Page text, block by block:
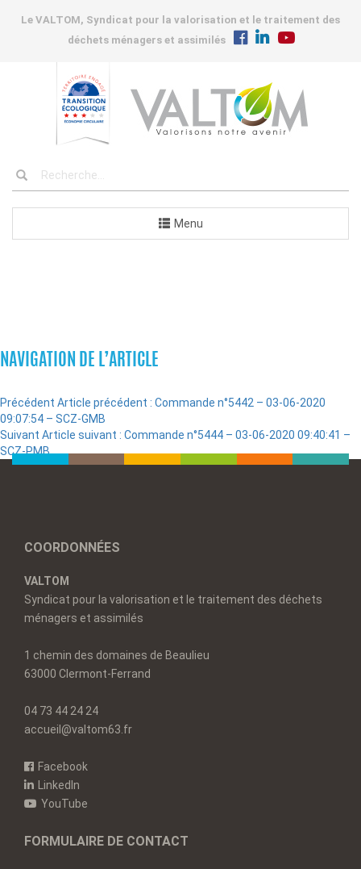
Le VALTOM, Syndicat pour la valorisation et le traitement des
déchets ménagers et assimilés
Menu
NAVIGATION DE L’ARTICLE
Précédent Article précédent : Commande n°5442 – 03-06-2020
09:07:54 – SCZ-GMB
Suivant Article suivant : Commande n°5444 – 03-06-2020 09:40:41 –
SCZ-PMB
COORDONNÉES
VALTOM
Syndicat pour la valorisation et le traitement des déchets
ménagers et assimilés
1 chemin des domaines de Beaulieu
63000 Clermont-Ferrand
04 73 44 24 24
accueil@valtom63.fr
Facebook
LinkedIn
YouTube
FORMULAIRE DE CONTACT